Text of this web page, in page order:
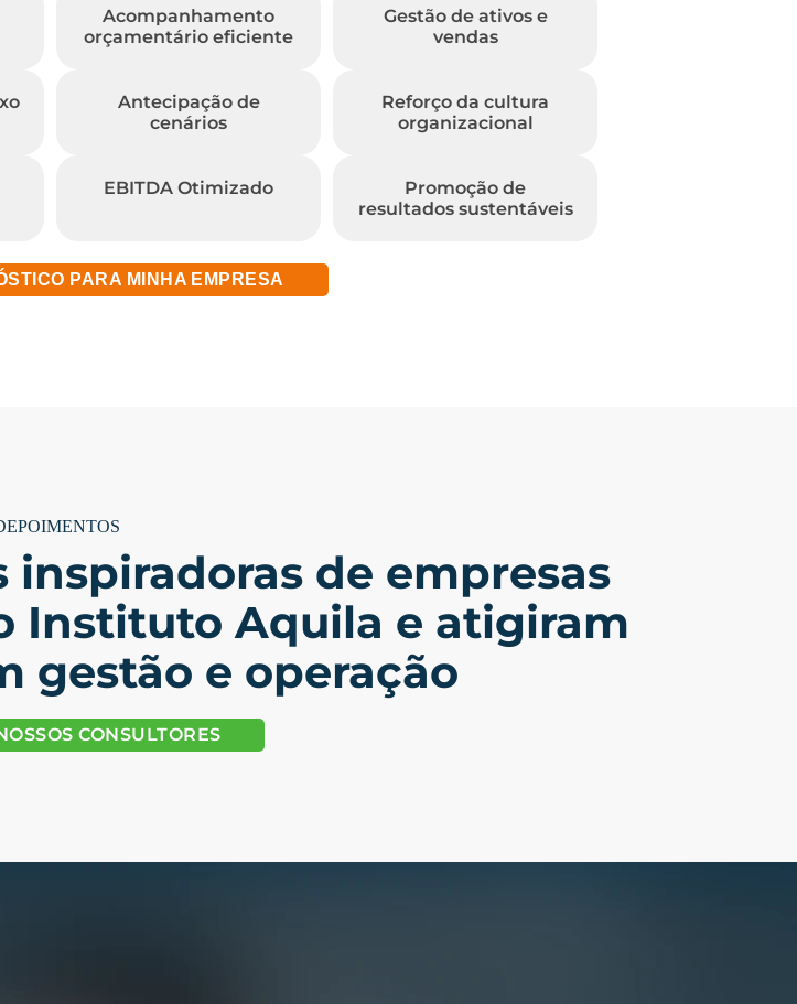
Acompanhamento
orçamentário eficiente
Gestão de ativos e
vendas
Antecipação de
cenários
Reforço da cultura
organizacional
EBITDA Otimizado
Promoção de
resultados sustentáveis
PARA MINHA EMPRESA
inspiradoras de empresas
Instituto Aquila e atigiram
gestão e operação
CONSULTORES